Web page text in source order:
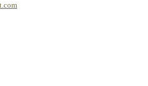
Detlef Gustat